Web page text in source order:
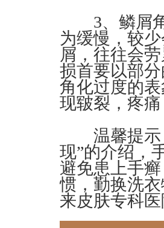
3、鳞屑角
为缓慢，较
屑，往往会
损首要以部
角化过度的
现皲裂，疼
温馨提示
现”的介绍，
避免患上手
惯，勤换洗
来皮肤专科